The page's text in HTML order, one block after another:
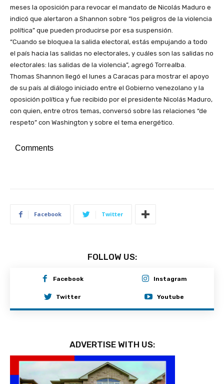
meses la oposición para revocar el mandato de Nicolás Maduro e
indicó que alertaron a Shannon sobre “los peligros de la violencia
política” que pueden producirse por esa suspensión.
“Cuando se bloquea la salida electoral, estás empujando a todo
el país hacia las salidas no electorales, y cuáles son las salidas no
electorales: las salidas de la violencia”, agregó Torrealba.
Thomas Shannon llegó el lunes a Caracas para mostrar el apoyo
de su país al diálogo iniciado entre el Gobierno venezolano y la
oposición política y fue recibido por el presidente Nicolás Maduro,
con quien, entre otros temas, conversó sobre las relaciones “de
respeto” con Washington y sobre el tema energético.
Comments
Facebook Twitter
FOLLOW US:
Facebook Instagram
Twitter Youtube
ADVERTISE WITH US: